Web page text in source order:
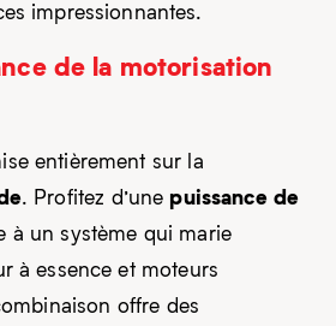
impressionnantes.
de la motorisation
entièrement sur la
. Profitez d’une puissance de
à un système qui marie
à essence et moteurs
offre des